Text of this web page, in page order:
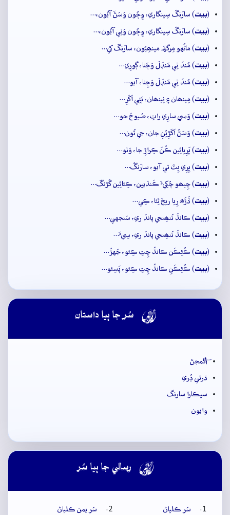
(بيت) سارَنگُ سِينگاري، وِڄُون وَسَڻَ آيُون،…
(بيت) سارَنگُ سِينگاري، وِڄُون وَٺِي آيُون،…
(بيت) ماڻُهو مِرگهَہ مينھِيُون، سارَنگَ کي…
(بيت) مُندَ ٿِي مَنڊَلَ وَڄَئا، ڳورِي…
(بيت) مُندَ ٿِي مَنڊَلَ وَڄِئا، آيو…
(بيت) مِينھان ۽ نِينھان، ٻَئِي اَکَرِ…
(بيت) وَسي سارِي راتِ، صُبوحَ جو…
(بيت) وَسَڻُ اَکَڙِيُنِ جان، جي تُون…
(بيت) ڀَرِيائِين ڪُنَ ڪِراڙِ جا، وَٺو…
(بيت) ڀِرِي ڀِٽَ تي آيو، سارَنگُ…
(بيت) چِيھو چُکِيءَ ڪَنڌيين، ڪِئائِين گَڙنگَ…
(بيت) ڏَڙَھ رِيا ريجَ ٿِئا، ڪِي…
(بيت) ڪانڌَ تُنھِنجي پاندَ ري، سَنجهي…
(بيت) ڪانڌَ تُنھِنجي پاندَ ري، سِيءَ…
(بيت) ڪُڻِڪَن ڪانڌُ چِتِ ڪِئو، جُهڙُ…
(بيت) ڪُڻِڪَنِ ڪانڌُ چِتِ ڪِئو، پَسِئو…
 سُر جا ٻيا داستان
آگمجڻ
ڌرتي ڍُري
سيڪارا سارنگ
وايون
 رسالي جا ٻيا سُر
سُر ڪلياڻ
سُر يمن ڪلياڻ